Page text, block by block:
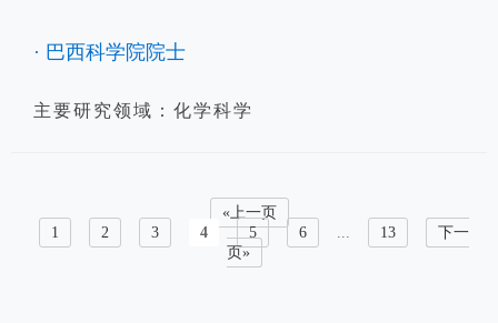
· 巴西科学院院士
主要研究领域：化学科学
«上一页
1
2 3 4 5 6 13
下一
页»